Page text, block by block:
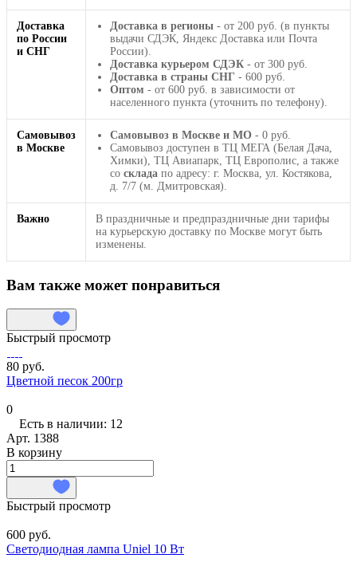
Доставка
по России
и СНГ
Доставка в регионы - от 200 руб. (в пункты
выдачи СДЭК, Яндекс Доставка или Почта
России).
Доставка курьером СДЭК - от 300 руб.
Доставка в страны СНГ - 600 руб.
Оптом - от 600 руб. в зависимости от
населенного пункта (уточнить по телефону).
Самовывоз
в Москве
Самовывоз в Москве и МО - 0 руб.
Самовывоз доступен в ТЦ МЕГА (Белая Дача,
Химки), ТЦ Авиапарк, ТЦ Европолис, а также
со склада по адресу: г. Москва, ул. Костякова,
д. 7/7 (м. Дмитровская).
Важно
В праздничные и предпраздничные дни тарифы
на курьерскую доставку по Москве могут быть
изменены.
Вам также может понравиться
Быстрый просмотр
80 руб.
Цветной песок 200гр
0
Есть в наличии: 12
Арт. 1388
В корзину
Быстрый просмотр
600 руб.
Светодиодная лампа Uniel 10 Вт